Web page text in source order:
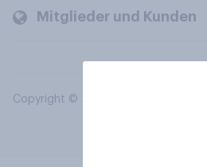
Mitglieder und Kunden
Copyright © 2026 YouGov PLC. Alle